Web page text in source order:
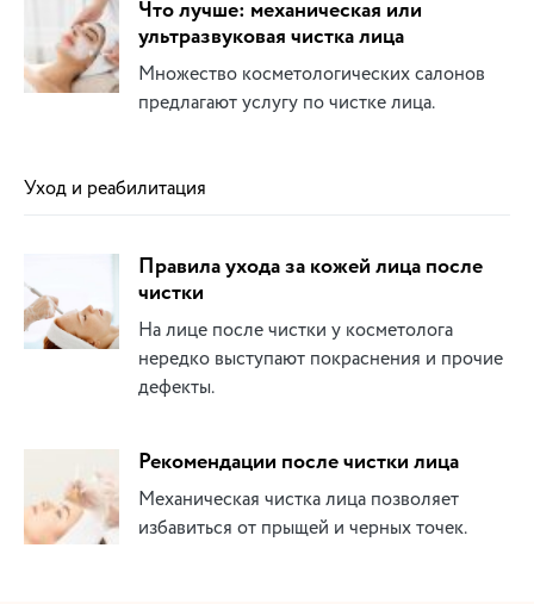
Что лучше: механическая или
ультразвуковая чистка лица
Множество косметологических салонов
предлагают услугу по чистке лица.
Уход и реабилитация
Правила ухода за кожей лица после
чистки
На лице после чистки у косметолога
нередко выступают покраснения и прочие
дефекты.
Рекомендации после чистки лица
Механическая чистка лица позволяет
избавиться от прыщей и черных точек.